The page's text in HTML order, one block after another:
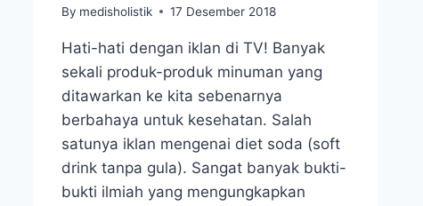
By medisholistik 17 Desember 2018
Hati-hati dengan iklan di TV! Banyak
sekali produk-produk minuman yang
ditawarkan ke kita sebenarnya
berbahaya untuk kesehatan. Salah
satunya iklan mengenai diet soda (soft
drink tanpa gula). Sangat banyak bukti-
bukti ilmiah yang mengungkapkan